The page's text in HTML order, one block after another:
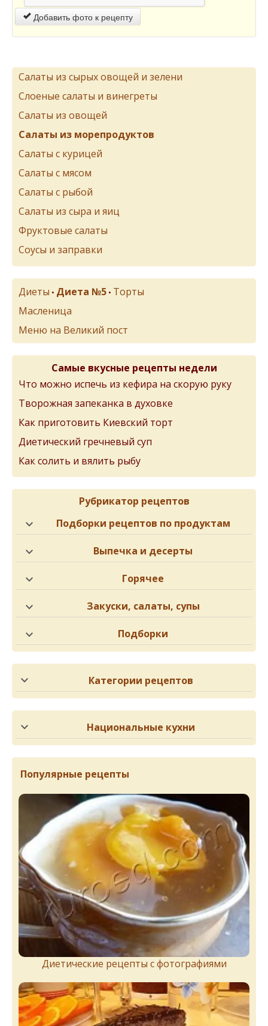
Добавить фото к рецепту
Салаты из сырых овощей и зелени
Слоеные салаты и винегреты
Салаты из овощей
Салаты из морепродуктов
Салаты с курицей
Салаты с мясом
Салаты с рыбой
Салаты из сыра и яиц
Фруктовые салаты
Соусы и заправки
Диеты • Диета №5 • Торты
Масленица
Меню на Великий пост
Самые вкусные рецепты недели
Что можно испечь из кефира на скорую руку
Творожная запеканка в духовке
Как приготовить Киевский торт
Диетический гречневый суп
Как солить и вялить рыбу
Рубрикатор рецептов
Подборки рецептов по продуктам
Выпечка и десерты
Горячее
Закуски, салаты, супы
Подборки
Категории рецептов
Национальные кухни
Популярные рецепты
Диетические рецепты с фотографиями